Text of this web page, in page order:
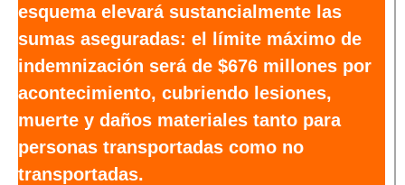
esquema elevará sustancialmente las
sumas aseguradas: el límite máximo de
indemnización será de $676 millones por
acontecimiento, cubriendo lesiones,
muerte y daños materiales tanto para
personas transportadas como no
transportadas.